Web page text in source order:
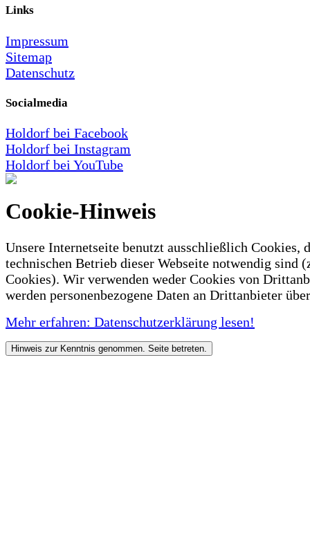
Links
Impressum
Sitemap
Datenschutz
Socialmedia
Holdorf bei Facebook
Holdorf bei Instagram
Holdorf bei YouTube
Cookie-Hinweis
Unsere Internetseite benutzt ausschließlich Cookies,
technischen Betrieb dieser Webseite notwendig sind
Cookies). Wir verwenden weder Cookies von
werden personenbezogene Daten an Drittanbieter
Mehr erfahren: Datenschutzerklärung lesen!
Hinweis zur Kenntnis genommen. Seite betreten.